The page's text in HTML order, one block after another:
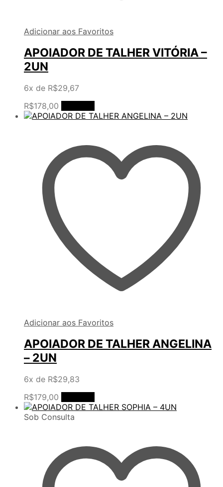
Adicionar aos Favoritos
APOIADOR DE TALHER VITÓRIA –
2UN
6x de R$29,67
R$178,00
Adicionar aos Favoritos
APOIADOR DE TALHER ANGELINA
– 2UN
6x de R$29,83
R$179,00
Sob Consulta